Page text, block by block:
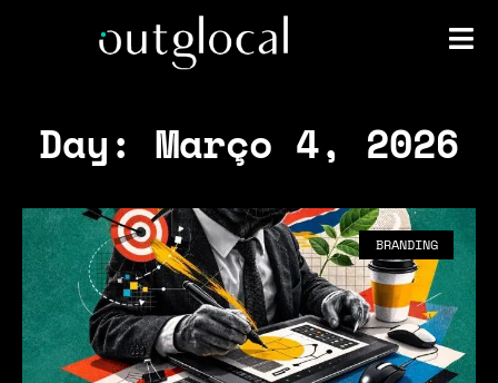
Day: Março 4, 2026
BRANDING